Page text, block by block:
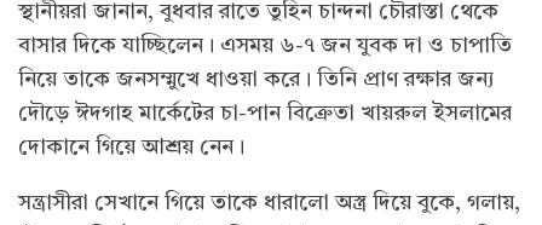
স্থানীয়রা জানান, বুধবার রাতে তুহিন চান্দনা চৌরাস্তা থেকে
বাসার দিকে যাচ্ছিলেন। এসময় ৬-৭ জন যুবক দা ও চাপাতি
নিয়ে তাকে জনসম্মুখে ধাওয়া করে। তিনি প্রাণ রক্ষার জন্য
দৌড়ে ঈদগাহ মার্কেটের চা-পান বিক্রেতা খায়রুল ইসলামের
দোকানে গিয়ে আশ্রয় নেন।
সন্ত্রাসীরা সেখানে গিয়ে তাকে ধারালো অস্ত্র দিয়ে বুকে, গলায়,